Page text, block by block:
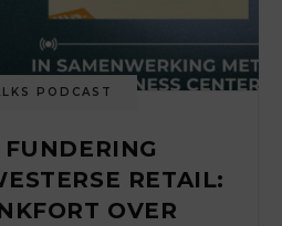
PODCAST
RETAIL:
OVER